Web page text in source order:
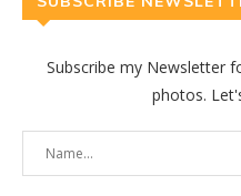
Subscribe my Newsletter
photos.